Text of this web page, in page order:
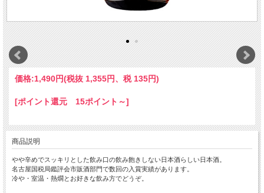
価格:1,490円(税抜 1,355円、税 135円)
[ポイント還元 15ポイント～]
商品説明
やや辛めでスッキリとした飲み口の飲み飽きしない日本酒らしい日本酒。
名古屋国税局鑑評会市販酒部門で数回の入賞実績があります。
冷や・室温・熱燗とお好きな飲み方でどうぞ。